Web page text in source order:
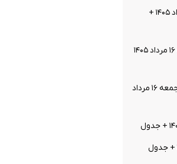
قیمت خودرو‌های سایپا امروز جمعه ۱۶ مرداد ۱۴۰۵ +
قیمت خودرو‌های ایران خودرو امروز جمعه ۱۶ مرداد ۱۴۰۵
قیمت بیت کوین و ارز‌های دیجیتال امروز جمعه ۱۶ مرداد